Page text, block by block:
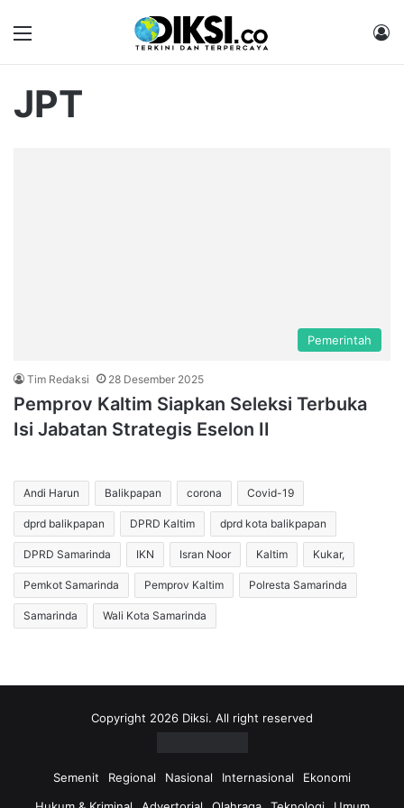
JPT
Pemerintah
Tim Redaksi 28 Desember 2025
Pemprov Kaltim Siapkan Seleksi Terbuka
Isi Jabatan Strategis Eselon II
Andi Harun Balikpapan corona Covid-19
dprd balikpapan DPRD Kaltim dprd kota balikpapan
DPRD Samarinda IKN Isran Noor Kaltim Kukar,
Pemkot Samarinda Pemprov Kaltim Polresta Samarinda
Samarinda Wali Kota Samarinda
Copyright 2026 Diksi. All right reserved
Semenit Regional Nasional Internasional
Ekonomi